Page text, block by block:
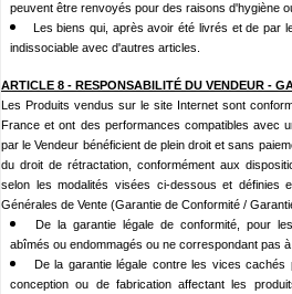
peuvent être renvoyés pour des raisons d'hygiène
Les biens qui, après avoir été livrés et de par
indissociable avec d'autres articles.
ARTICLE 8 - RESPONSABILITÉ DU VENDEUR -
Les Produits vendus sur le site Internet sont
France et ont des performances compatibles avec
par le Vendeur bénéficient de plein droit et sans
du droit de rétractation, conformément aux
selon les modalités visées ci-dessous et définies
Générales de Vente (Garantie de Conformité /
De la garantie légale de conformité, pour
abîmés ou endommagés ou ne correspondant pas à
De la garantie légale contre les vices cachés
conception ou de fabrication affectant les